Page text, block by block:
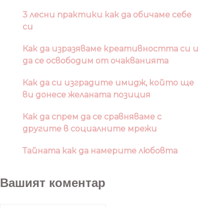
3 лесни практики как да обичаме себе
си
Как да изразяваме креативността си и
да се освободим от очакванията
Как да си изградите имидж, който ще
ви донесе желаната позиция
Как да спрем да се сравняваме с
другите в социалните мрежи
Тайната как да намерите любовта
Вашият коментар